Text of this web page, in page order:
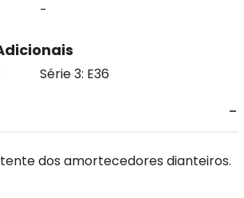
-
Série 3: E36
dos amortecedores dianteiros.